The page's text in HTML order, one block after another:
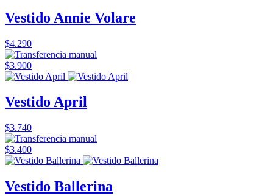
Vestido Annie Volare
$4.290
$3.900
Vestido April
$3.740
$3.400
Vestido Ballerina